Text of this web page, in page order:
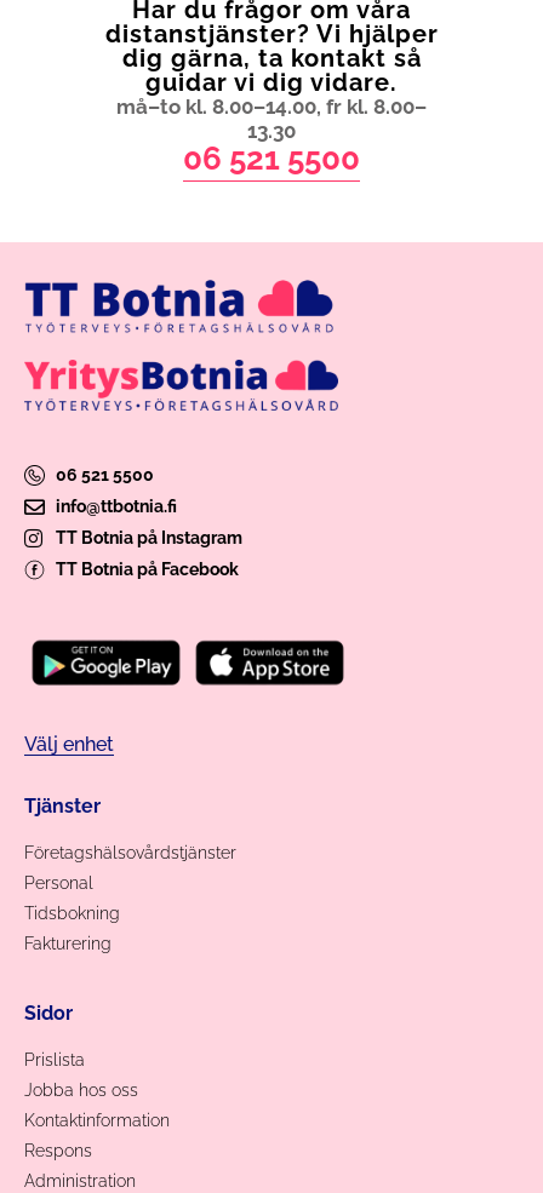
Har du frågor om våra
distanstjänster? Vi hjälper
dig gärna, ta kontakt så
guidar vi dig vidare.
må–to kl. 8.00–14.00, fr kl. 8.00–
13.30
06 521 5500
06 521 5500
info@ttbotnia.fi
TT Botnia på Instagram
TT Botnia på Facebook
Välj enhet
Tjänster
Företagshälsovårdstjänster
Personal
Tidsbokning
Fakturering
Sidor
Prislista
Jobba hos oss
Kontaktinformation
Respons
Administration